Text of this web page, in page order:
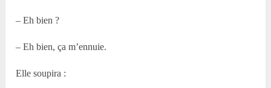
– Eh bien ?
– Eh bien, ça m’ennuie.
Elle soupira :